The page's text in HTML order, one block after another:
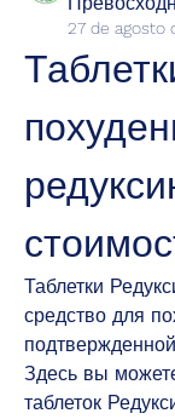
27 de agosto
Таблетки
средство для
Здесь вы
таблеток